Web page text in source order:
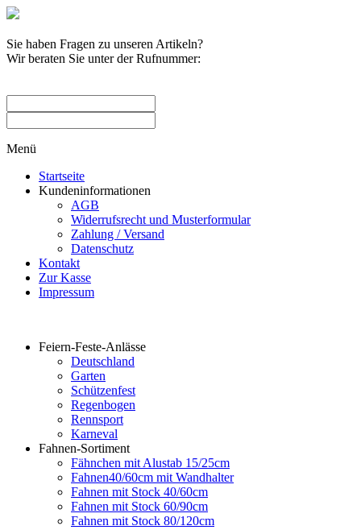
Sie haben Fragen zu unseren Artikeln?
Wir beraten Sie unter der Rufnummer:
Menü
Startseite
Kundeninformationen
AGB
Widerrufsrecht und Musterformular
Zahlung / Versand
Datenschutz
Kontakt
Zur Kasse
Impressum
Feiern-Feste-Anlässe
Deutschland
Garten
Schützenfest
Regenbogen
Rennsport
Karneval
Fahnen-Sortiment
Fähnchen mit Alustab 15/25cm
Fahnen40/60cm mit Wandhalter
Fahnen mit Stock 40/60cm
Fahnen mit Stock 60/90cm
Fahnen mit Stock 80/120cm